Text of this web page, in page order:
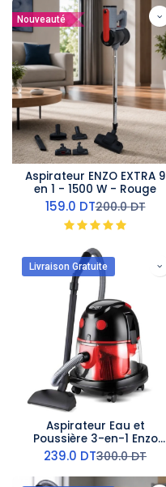
Nouveauté
Aspirateur ENZO EXTRA 9
en 1 - 1500 W - Rouge
159.0 DT200.0DT
Livraison Gratuite
Aspirateur Eau et
Poussière 3-en-1 Enzo
3200W - Avec Fonction
Souffleur 20L-Rouge
239.0 DT300.0DT